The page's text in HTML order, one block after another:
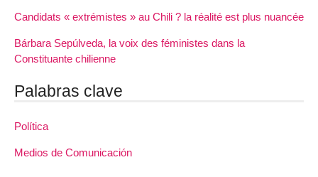
Candidats « extrémistes » au Chili ? la réalité est plus nuancée
Bárbara Sepúlveda, la voix des féministes dans la
Constituante chilienne
Palabras clave
Política
Medios de Comunicación